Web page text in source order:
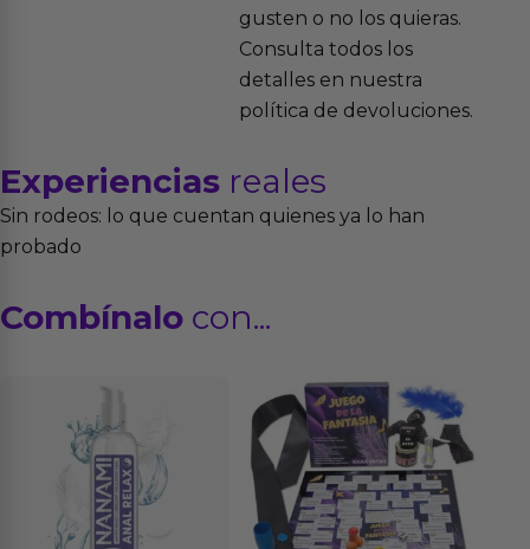
gusten o no los quieras.
Consulta todos los
detalles en nuestra
política de devoluciones.
Experiencias reales
Sin rodeos: lo que cuentan quienes ya lo han
probado
Combínalo con...